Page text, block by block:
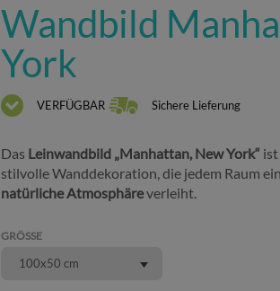
Wandbild
York
VERFÜGBAR Sichere Lieferung
Das Leinwandbild „Manhattan, New York“
stilvolle Wanddekoration, die jedem Raum
natürliche Atmosphäreverleiht.
GRÖSSE
100x50 cm